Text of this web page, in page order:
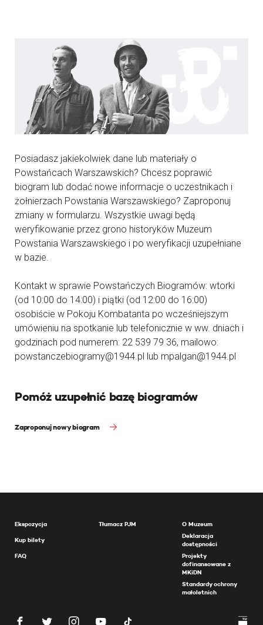
Posiadasz jakiekolwiek dane lub materiały o
Powstańcach Warszawskich? Chcesz poprawić
biogram lub dodać nowe informacje o uczestnikach i
żołnierzach Powstania Warszawskiego? Zaproponuj
zmiany w formularzu. Wszystkie uwagi będą
weryfikowanie przez grono historyków Muzeum
Powstania Warszawskiego i po weryfikacji uzupełniane
w bazie.
Kontakt w sprawie Powstańczych Biogramów: wtorki
(od 10:00 do 14:00) i piątki (od 12:00 do 16:00)
osobiście w Pokoju Kombatanta po wcześniejszym
umówieniu na spotkanie lub telefonicznie w ww. dniach i
godzinach pod numerem: 22 539 79 36, mailowo:
powstanczebiogramy@1944.pl lub mpalgan@1944.pl
Pomóż uzupełnić bazę biogramów
Zaproponuj nowy biogram
Ekspozycja
Kup bilety
FAQ
Tłumacz PJM
O Muzeum
Deklaracja
dostępności
Projekty
dofinansowane z
MKiDN
Standardy ochrony
małoletnich